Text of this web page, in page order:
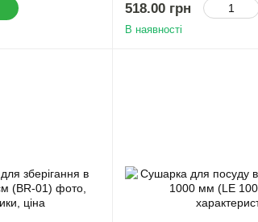
518.00 грн
В наявності